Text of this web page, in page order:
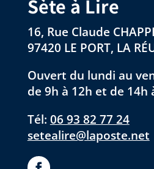
Sète à Lire
16, Rue Claude
97420 LE PORT, LA
Ouvert du lundi au
de 9h à 12h et de 14h
Tél: 06 93 82 77 24
setealire@laposte.net